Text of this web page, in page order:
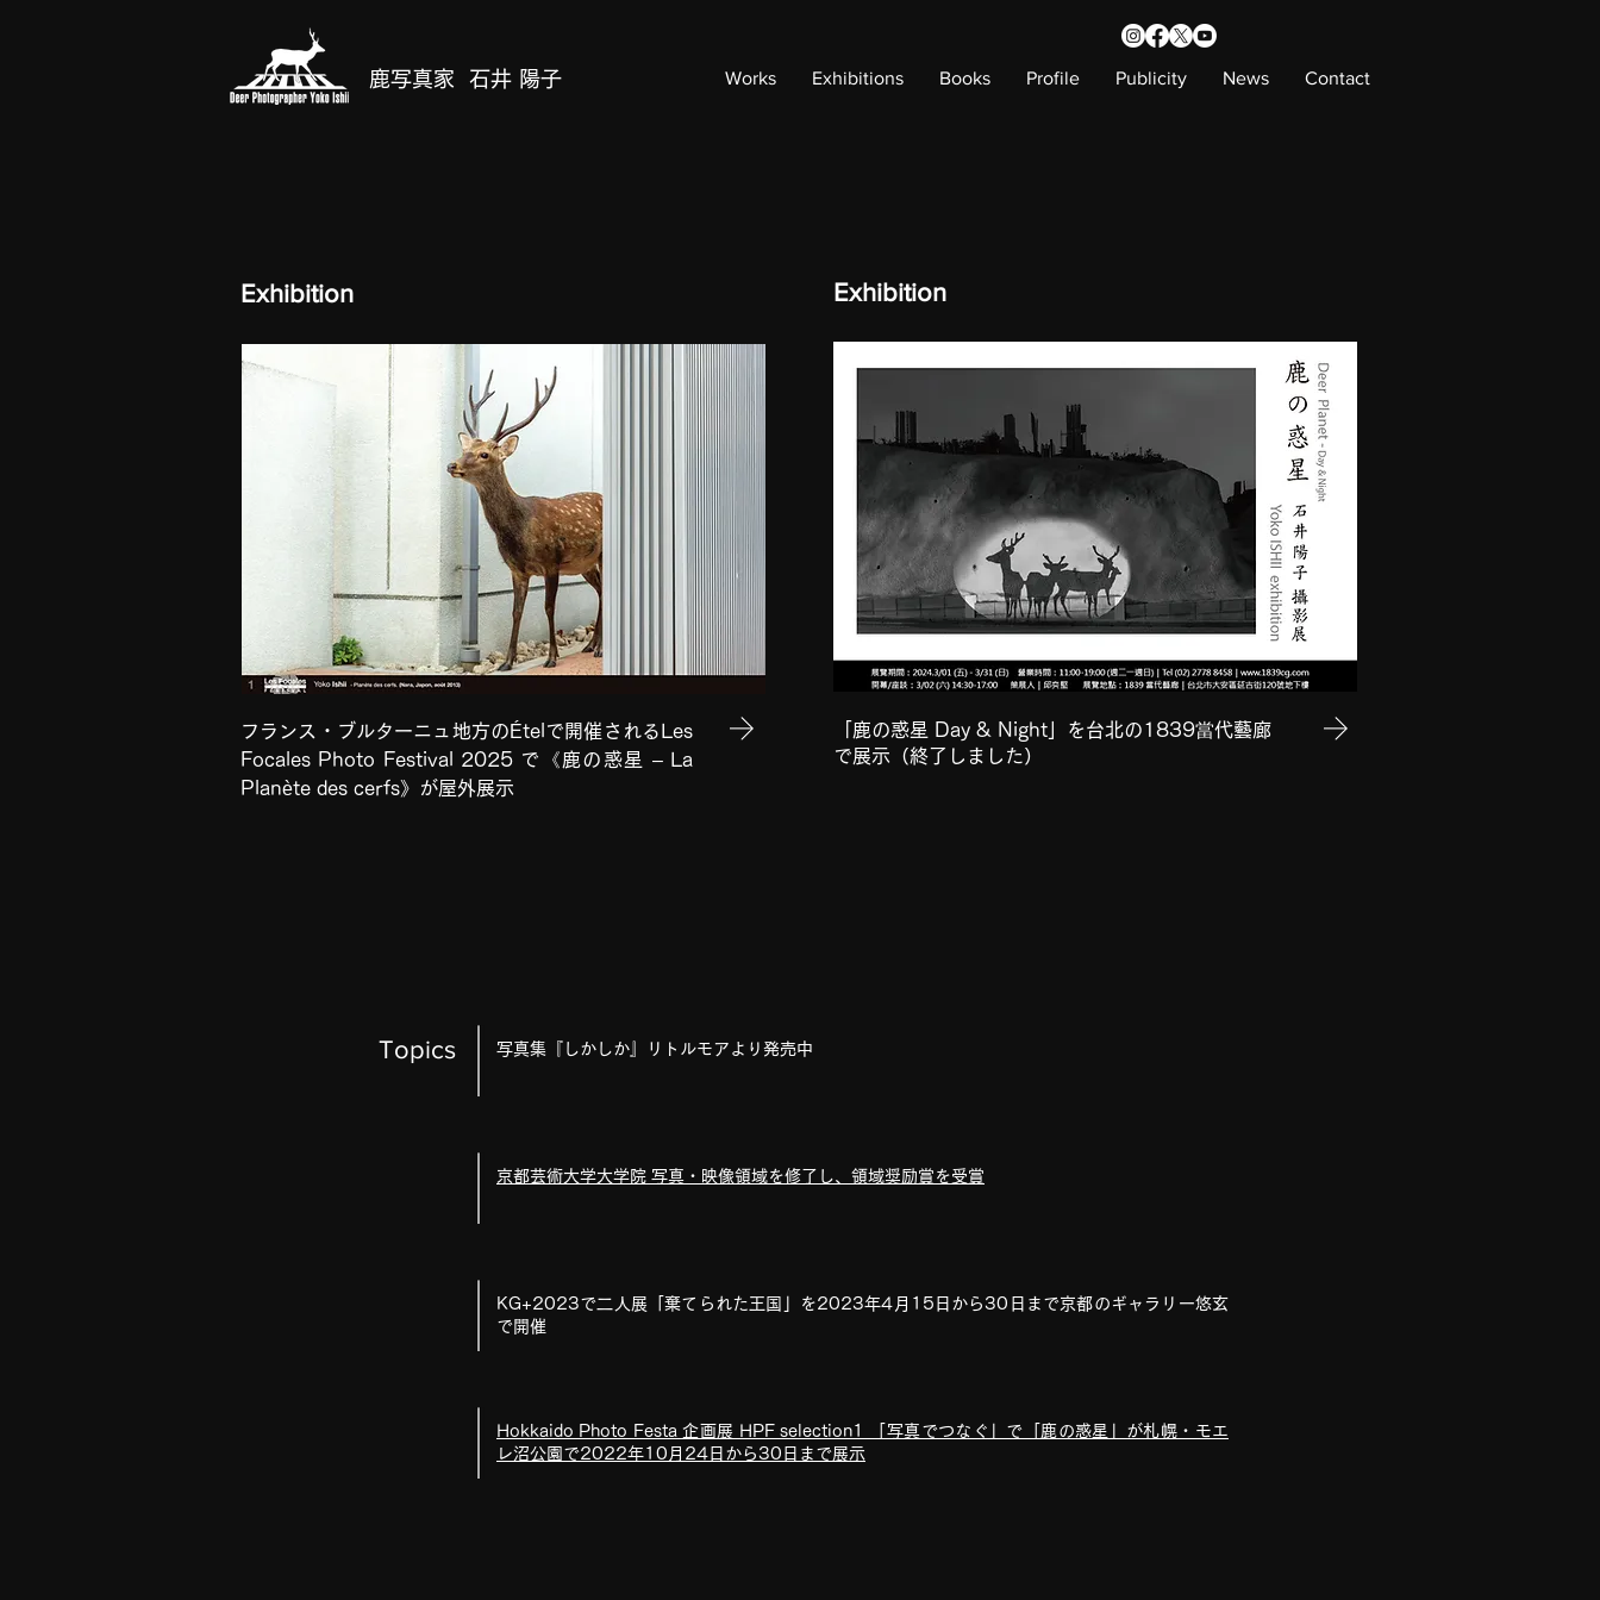
鹿写真家 石井 陽子 Works Exhibitions Books Profile Publicity News Contact
Exhibition
フランス・ブルターニュ地方のÉtelで開催されるLes
Focales Photo Festival 2025 で《鹿の惑星 – La
Planète des cerfs》が屋外展示
Exhibition
「鹿の惑星 Day & Night」を台北の1839當代藝廊
で展示（終了しました）
Topics 写真集『しかしか』リトルモアより発売中
京都芸術大学大学院 写真・映像領域を修了し、領域奨励賞を受賞
​KG+2023で二人展「棄てられた王国」を2023年4月15日から30日まで京都のギャラリー悠玄
で開催
Hokkaido Photo Festa 企画展 HPF selection1 「写真でつなぐ」で「鹿の惑星」が札幌・モエ
レ沼公園で2022年10月24日から30日まで展示